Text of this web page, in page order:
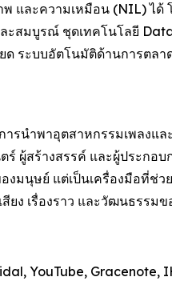
และความเหมือน (NIL) ได้
ะสมบูรณ์ ชุดเทคโนโลยี
ด ระบบอัตโนมัติด้านการตล
รนำพาอุตสาหกรรมเพลงแ
ผู้สร้างสรรค์ และผู้ประกอ
มนุษย์ แต่เป็นเครื่องมือที่ช่ว
ยง เรื่องราว และวัฒนธรร
YouTube,